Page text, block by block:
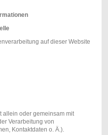
auf dieser Website
allein oder gemeinsam mit
Verarbeitung von
Kontaktdaten o. Ä.).